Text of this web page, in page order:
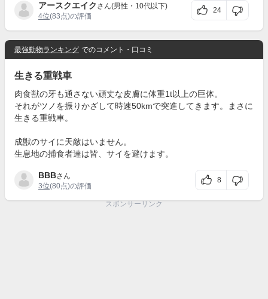
アースクエイク さん(男性・10代以下)
4位(83点)の評価
24
最強動物ランキング でのコメント・口コミ
生きる重戦車
肉食獣の牙も通さない頑丈な皮膚に体重1t以上の巨体。
それがツノを振りかざして時速50kmで突進してきます。まさに
生きる重戦車。
成獣のサイに天敵はいません。
生息地の捕食者達は皆、サイを避けます。
BBBさん
3位(80点)の評価
8
スポンサーリンク